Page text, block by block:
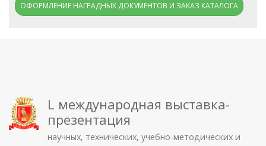
ОФОРМЛЕНИЕ НАГРАДНЫХ ДОКУМЕНТОВ И ЗАКАЗ КАТАЛОГА
L международная выставка-
презентация
научных, технических, учебно-методических и